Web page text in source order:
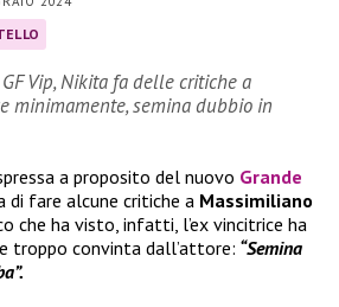
Vip, Nikita fa delle critiche a
minimamente, semina dubbio in
a proposito del nuovo Grande
di fare alcune critiche a Massimiliano
che ha visto, infatti, l’ex vincitrice ha
troppo convinta dall’attore: “Semina